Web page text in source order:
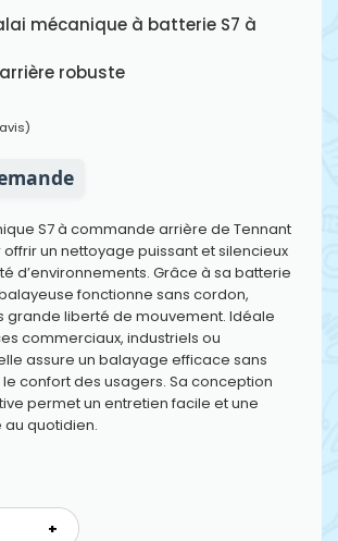
mécanique à batterie S7 à
robuste
S7 à commande arrière de Tennant
un nettoyage puissant et silencieux
d’environnements. Grâce à sa batterie
fonctionne sans cordon,
grande liberté de mouvement. Idéale
commerciaux, industriels ou
assure un balayage efficace sans
confort des usagers. Sa conception
permet un entretien facile et une
quotidien.
+